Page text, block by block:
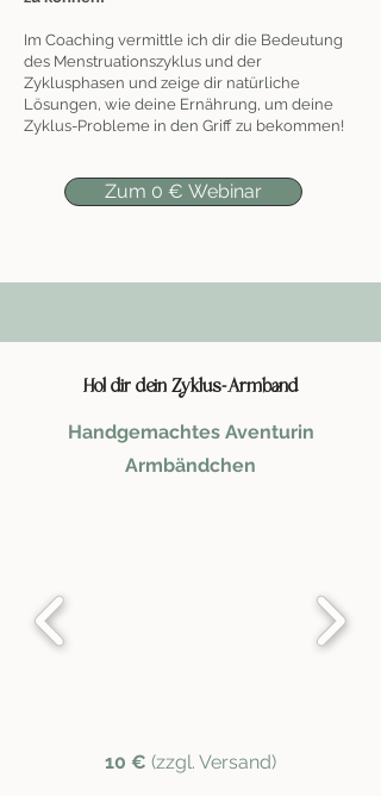
Im Coaching vermittle ich dir die Bedeutung
des Menstruationszyklus und der
Zyklusphasen und zeige dir natürliche
Lösungen, wie deine Ernährung, um deine
Zyklus-Probleme in den Griff zu bekommen!
Zum 0 € Webinar
Hol dir dein Zyklus-Armband
Handgemachtes Aventurin
Armbändchen
10 € (zzgl. Versand)